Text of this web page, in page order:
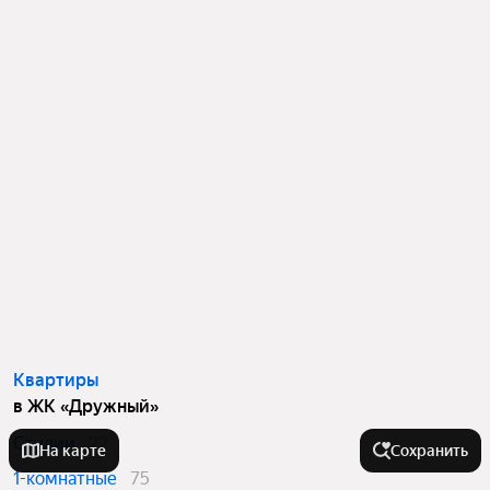
Квартиры
в ЖК «Дружный»
Студии
22
1-комнатные
75
На карте Сохранить